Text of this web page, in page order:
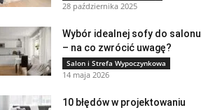
28 października 2025
Wybór idealnej sofy do salonu
– na co zwrócić uwagę?
Salon i Strefa Wypoczynkowa
14 maja 2026
10 błędów w projektowaniu